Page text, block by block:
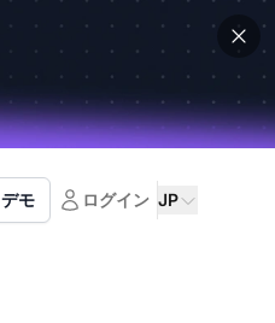
デモ ログイン JP